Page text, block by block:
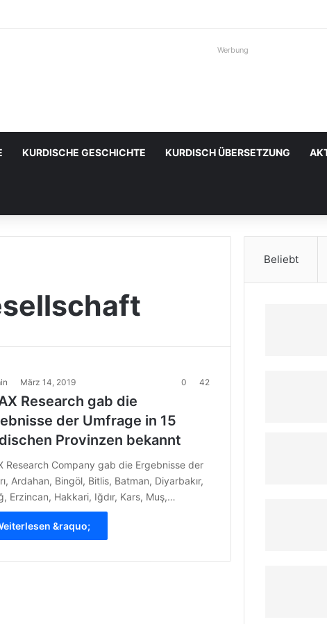
Werbung
KURDISCHE GESCHICHTE KURDISCH ÜBERSETZUNG
März 14, 2019 0 42
Research gab die
der Umfrage in 15
Provinzen bekannt
Research Company gab die Ergebnisse der
Ardahan, Bingöl, Bitlis, Batman, Diyarbakır,
Erzincan, Hakkari, Iğdır, Kars, Muş,…
&raquo;
Beliebt